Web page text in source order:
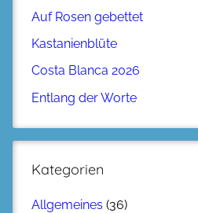
Auf Rosen gebettet
Kastanienblüte
Costa Blanca 2026
Entlang der Worte
Kategorien
Allgemeines (36)